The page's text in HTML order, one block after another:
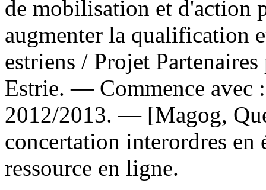
de mobilisation et d'action
augmenter la qualification
estriens / Projet
Estrie. — Commence avec
2012/2013. — [Magog,
concertation interordres
ressource en ligne.